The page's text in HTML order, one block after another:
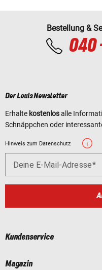
Bestellung &
040
Der Louis Newsletter
Erhalte kostenlosalle
Schnäppchen oder
Hinweis zum Datenschutz
Deine E-Mail-Adresse
Kundenservice
Magazin